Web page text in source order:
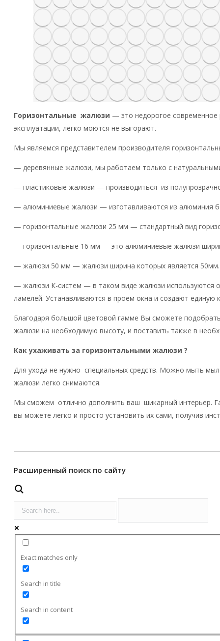
Горизонтальные жалюзи — это недорогое
эксплуатации, легко моются не выгорают.
Мы являемся представителем производителя
— деревянные жалюзи, мы работаем только с
— пластиковые жалюзи — производиться из
— алюминиевые жалюзи — изготавливаются из алюминия
— горизонтальные жалюзи 25 мм — стандартный вид
— горизонтальные 16 мм — это алюминиевые жалюзи
— жалюзи 50 мм — жалюзи ширина которых является 50мм.
— жалюзи К-систем — в таком виде жалюзи используются
ламелей. Устанавливаются в проем окна и создают единую
Благодаря большой цветовой гамме Вы сможете
жалюзи на необходимую высоту, и поставить также в
Как ухаживать за горизонтальными жалюзи ?
Для ухода не нужно специальных средств. Можно мыть
жалюзи легко снимаются.
Мы сможем отлично дополнить ваш шикарный интерьер.
вы можете легко и просто установить их сами, получив
Расширенный поиск по сайту
Exact matches only
Search in title
Search in content